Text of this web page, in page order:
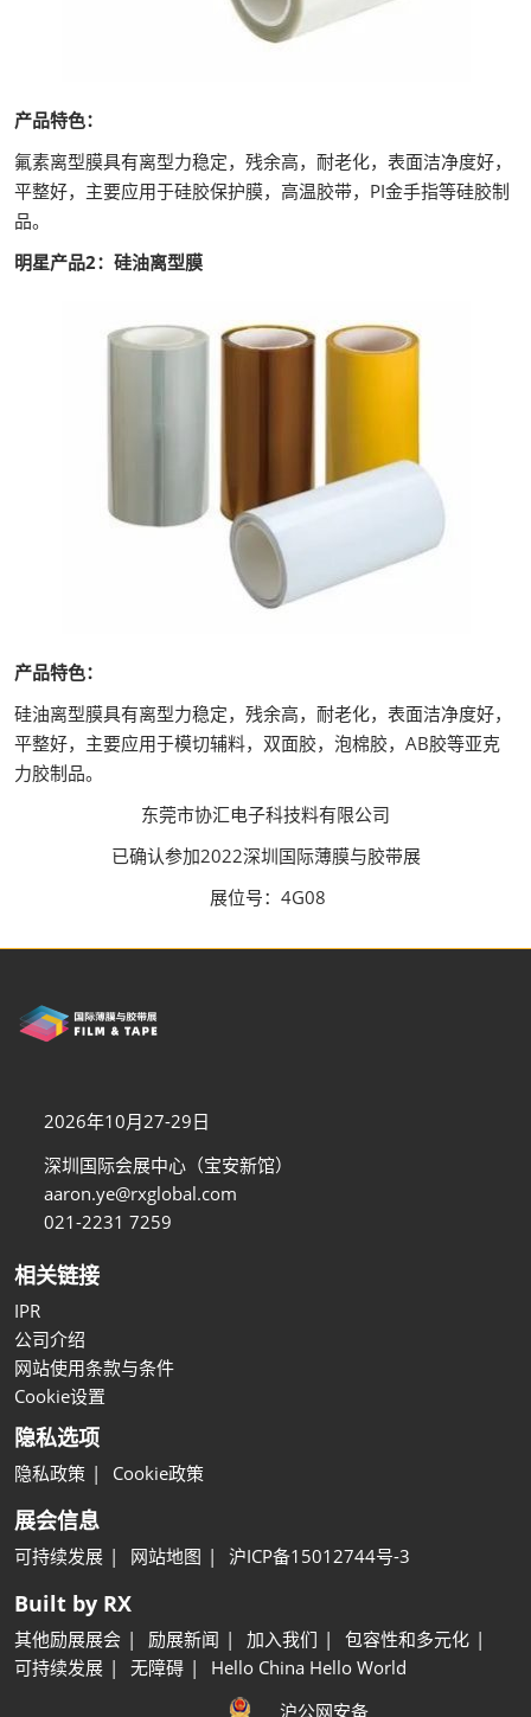
产品特色：
氟素离型膜具有离型力稳定，残余高，耐老化，表面洁净度好，
平整好，主要应用于硅胶保护膜，高温胶带，PI金手指等硅胶制
品。
明星产品2：硅油离型膜
产品特色：
硅油离型膜具有离型力稳定，残余高，耐老化，表面洁净度好，
平整好，主要应用于模切辅料，双面胶，泡棉胶，AB胶等亚克
力胶制品。
东莞市协汇电子科技料有限公司
已确认参加2022深圳国际薄膜与胶带展
展位号：4G08
2026年10月27-29日
深圳国际会展中心（宝安新馆）
aaron.ye@rxglobal.com
021-2231 7259
相关链接
IPR
公司介绍
网站使用条款与条件
Cookie设置
隐私选项
隐私政策 Cookie政策
展会信息
可持续发展 网站地图 沪ICP备15012744号-3
Built by RX
其他励展展会 励展新闻 加入我们
包容性和多元化
可持续发展
无障碍
Hello China Hello World
沪公网安备